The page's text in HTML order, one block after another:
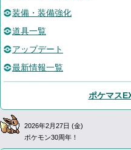
装備・装備強化
道具一覧
アップデート
最新情報一覧
ポケマス
2026年2月27日 (金)
ポケモン30周年！